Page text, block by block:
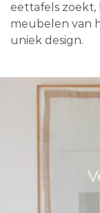
eettafels zoekt,
meubelen van
uniek design.